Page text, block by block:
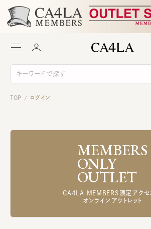
TOP / ログイン
MEMBERS
ONLY
OUTLET
CA4LA MEMBERS限定アクセ
オンラインアウトレット